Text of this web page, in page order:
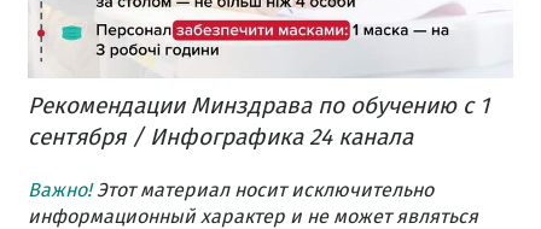
Рекомендации Минздрава по обучению с 1
сентября / Инфографика 24 канала
Важно!Этот материал носит исключительно
информационный характер и не может являться